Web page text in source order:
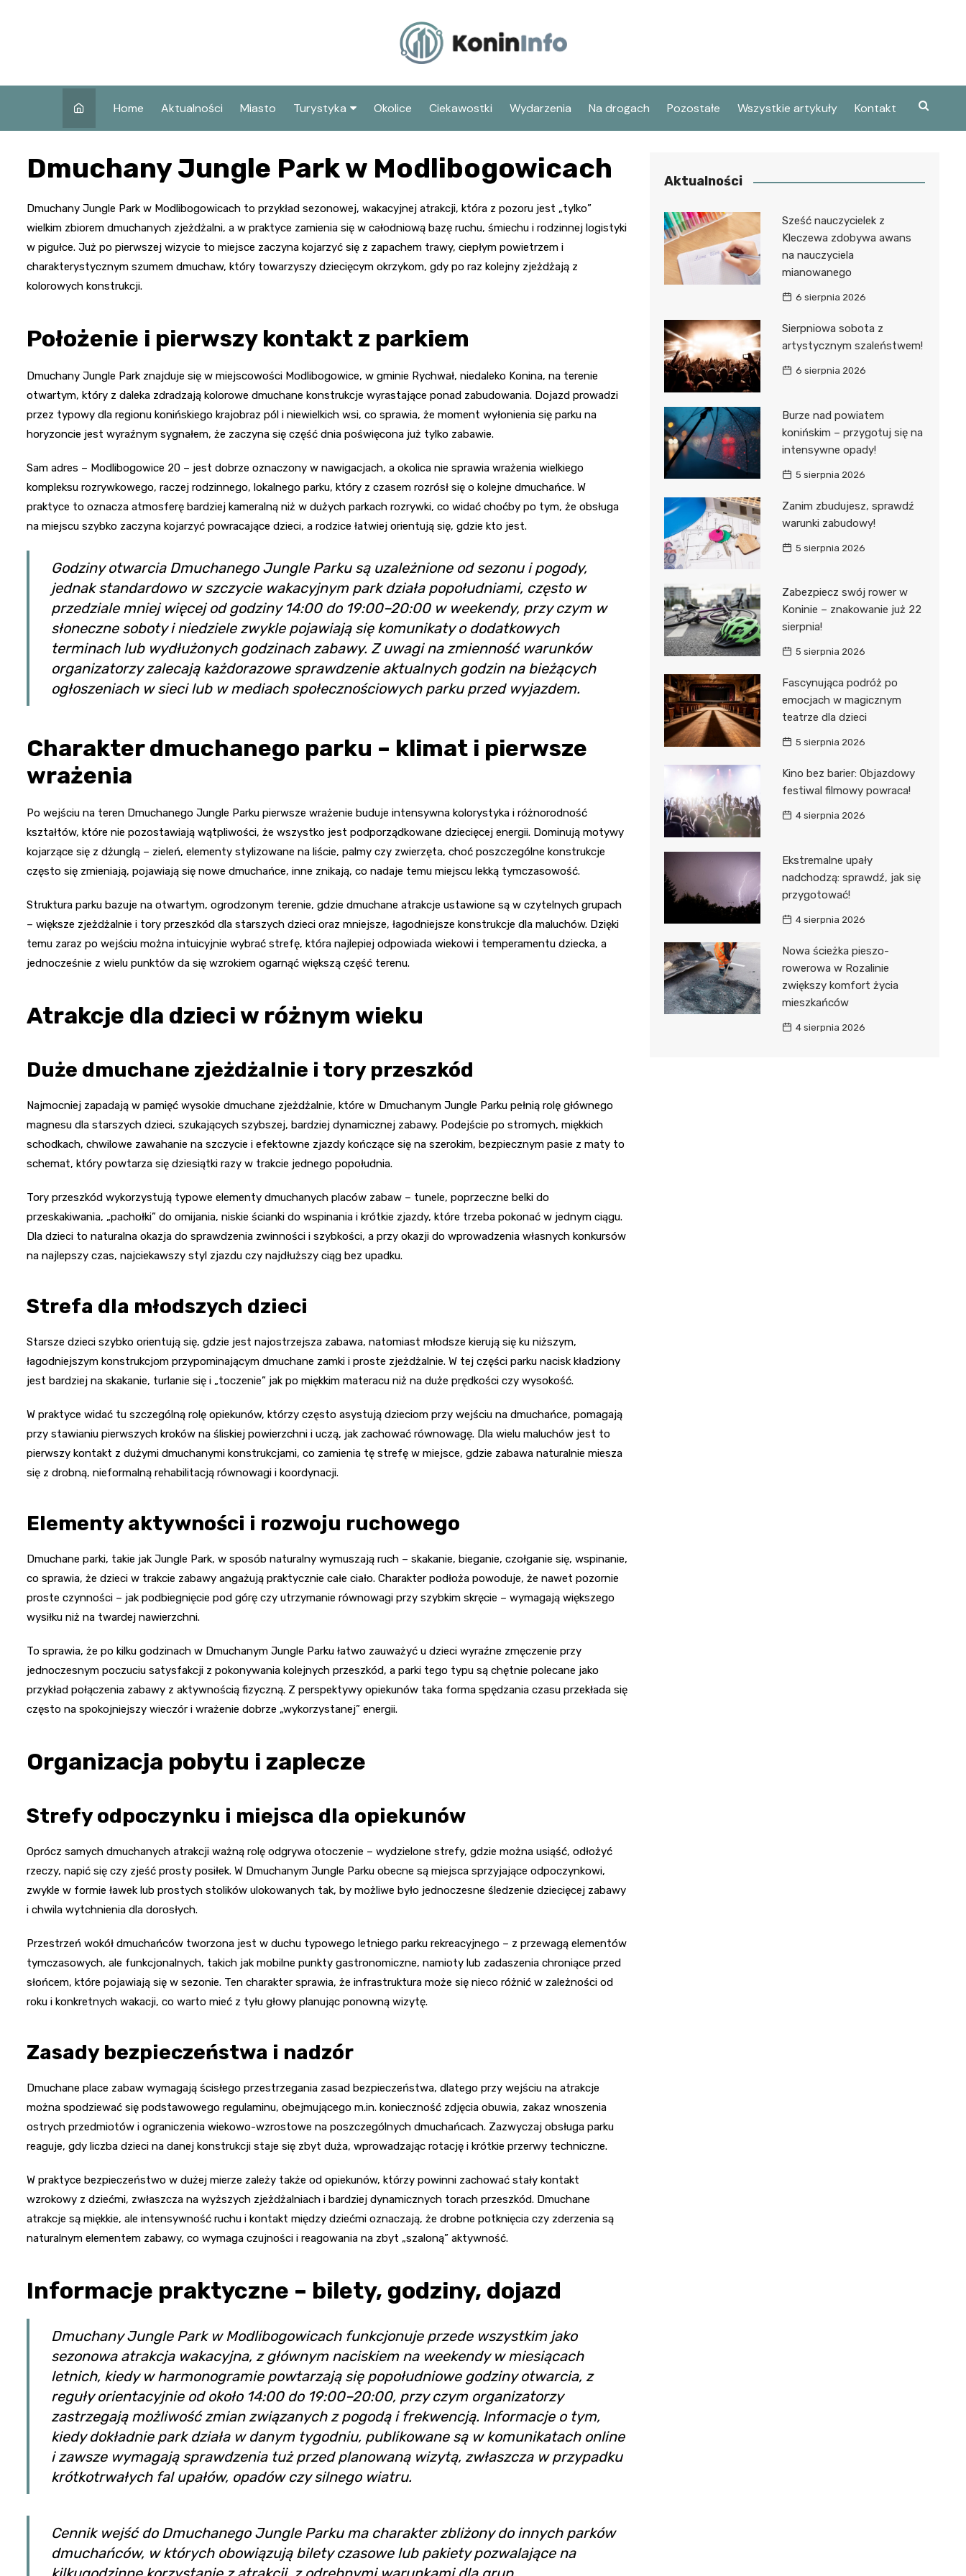
Home Aktualności Miasto Turystyka
Koninie
Słup koniński
Kościół św. Bartłomieja
Muzeum Okręgowe
Bulwar Nadwarciański
Urbanowskiej
Wieża widokowa Złota
Góra
Koninie
Rodzinny Park Wodny
Dmuchany Jungle Park w
Zabytki Konina
Synagoga w Koninie
Kościół św. Andrzeja
Kościół św. Piotra i Pawła
w Starym Mieście
Zespół klasztorny w
Zamek w Gosławicach
Okolice Ciekawostki Wydarzenia Na drogach Pozostałe Wszystkie artykuły Kontakt
Dmuchany Jungle Park w Modlibogowicach
Dmuchany Jungle Park w Modlibogowicach to przykład sezonowej, wakacyjnej atrakcji, która z pozoru jest „tylko”
wielkim zbiorem dmuchanych zjeżdżalni, a w praktyce zamienia się w całodniową bazę ruchu, śmiechu i rodzinnej logistyki
w pigułce. Już po pierwszej wizycie to miejsce zaczyna kojarzyć się z zapachem trawy, ciepłym powietrzem i
charakterystycznym szumem dmuchaw, który towarzyszy dziecięcym okrzykom, gdy po raz kolejny zjeżdżają z
kolorowych konstrukcji.
Położenie i pierwszy kontakt z parkiem
Dmuchany Jungle Park znajduje się w miejscowości Modlibogowice, w gminie Rychwał, niedaleko Konina, na terenie
otwartym, który z daleka zdradzają kolorowe dmuchane konstrukcje wyrastające ponad zabudowania. Dojazd prowadzi
przez typowy dla regionu konińskiego krajobraz pól i niewielkich wsi, co sprawia, że moment wyłonienia się parku na
horyzoncie jest wyraźnym sygnałem, że zaczyna się część dnia poświęcona już tylko zabawie.
Sam adres – Modlibogowice 20 – jest dobrze oznaczony w nawigacjach, a okolica nie sprawia wrażenia wielkiego
kompleksu rozrywkowego, raczej rodzinnego, lokalnego parku, który z czasem rozrósł się o kolejne dmuchańce. W
praktyce to oznacza atmosferę bardziej kameralną niż w dużych parkach rozrywki, co widać choćby po tym, że obsługa
na miejscu szybko zaczyna kojarzyć powracające dzieci, a rodzice łatwiej orientują się, gdzie kto jest.
Godziny otwarcia Dmuchanego Jungle Parku są uzależnione od sezonu i pogody,
jednak standardowo w szczycie wakacyjnym park działa popołudniami, często w
przedziale mniej więcej od godziny 14:00 do 19:00–20:00 w weekendy, przy czym w
słoneczne soboty i niedziele zwykle pojawiają się komunikaty o dodatkowych
terminach lub wydłużonych godzinach zabawy. Z uwagi na zmienność warunków
organizatorzy zalecają każdorazowe sprawdzenie aktualnych godzin na bieżących
ogłoszeniach w sieci lub w mediach społecznościowych parku przed wyjazdem.
Charakter dmuchanego parku – klimat i pierwsze
wrażenia
Po wejściu na teren Dmuchanego Jungle Parku pierwsze wrażenie buduje intensywna kolorystyka i różnorodność
kształtów, które nie pozostawiają wątpliwości, że wszystko jest podporządkowane dziecięcej energii. Dominują motywy
kojarzące się z dżunglą – zieleń, elementy stylizowane na liście, palmy czy zwierzęta, choć poszczególne konstrukcje
często się zmieniają, pojawiają się nowe dmuchańce, inne znikają, co nadaje temu miejscu lekką tymczasowość.
Struktura parku bazuje na otwartym, ogrodzonym terenie, gdzie dmuchane atrakcje ustawione są w czytelnych grupach
– większe zjeżdżalnie i tory przeszkód dla starszych dzieci oraz mniejsze, łagodniejsze konstrukcje dla maluchów. Dzięki
temu zaraz po wejściu można intuicyjnie wybrać strefę, która najlepiej odpowiada wiekowi i temperamentu dziecka, a
jednocześnie z wielu punktów da się wzrokiem ogarnąć większą część terenu.
Atrakcje dla dzieci w różnym wieku
Duże dmuchane zjeżdżalnie i tory przeszkód
Najmocniej zapadają w pamięć wysokie dmuchane zjeżdżalnie, które w Dmuchanym Jungle Parku pełnią rolę głównego
magnesu dla starszych dzieci, szukających szybszej, bardziej dynamicznej zabawy. Podejście po stromych, miękkich
schodkach, chwilowe zawahanie na szczycie i efektowne zjazdy kończące się na szerokim, bezpiecznym pasie z maty to
schemat, który powtarza się dziesiątki razy w trakcie jednego popołudnia.
Tory przeszkód wykorzystują typowe elementy dmuchanych placów zabaw – tunele, poprzeczne belki do
przeskakiwania, „pachołki” do omijania, niskie ścianki do wspinania i krótkie zjazdy, które trzeba pokonać w jednym ciągu.
Dla dzieci to naturalna okazja do sprawdzenia zwinności i szybkości, a przy okazji do wprowadzenia własnych konkursów
na najlepszy czas, najciekawszy styl zjazdu czy najdłuższy ciąg bez upadku.
Strefa dla młodszych dzieci
Starsze dzieci szybko orientują się, gdzie jest najostrzejsza zabawa, natomiast młodsze kierują się ku niższym,
łagodniejszym konstrukcjom przypominającym dmuchane zamki i proste zjeżdżalnie. W tej części parku nacisk kładziony
jest bardziej na skakanie, turlanie się i „toczenie” jak po miękkim materacu niż na duże prędkości czy wysokość.
W praktyce widać tu szczególną rolę opiekunów, którzy często asystują dzieciom przy wejściu na dmuchańce, pomagają
przy stawianiu pierwszych kroków na śliskiej powierzchni i uczą, jak zachować równowagę. Dla wielu maluchów jest to
pierwszy kontakt z dużymi dmuchanymi konstrukcjami, co zamienia tę strefę w miejsce, gdzie zabawa naturalnie miesza
się z drobną, nieformalną rehabilitacją równowagi i koordynacji.
Elementy aktywności i rozwoju ruchowego
Dmuchane parki, takie jak Jungle Park, w sposób naturalny wymuszają ruch – skakanie, bieganie, czołganie się, wspinanie,
co sprawia, że dzieci w trakcie zabawy angażują praktycznie całe ciało. Charakter podłoża powoduje, że nawet pozornie
proste czynności – jak podbiegnięcie pod górę czy utrzymanie równowagi przy szybkim skręcie – wymagają większego
wysiłku niż na twardej nawierzchni.
To sprawia, że po kilku godzinach w Dmuchanym Jungle Parku łatwo zauważyć u dzieci wyraźne zmęczenie przy
jednoczesnym poczuciu satysfakcji z pokonywania kolejnych przeszkód, a parki tego typu są chętnie polecane jako
przykład połączenia zabawy z aktywnością fizyczną. Z perspektywy opiekunów taka forma spędzania czasu przekłada się
często na spokojniejszy wieczór i wrażenie dobrze „wykorzystanej” energii.
Organizacja pobytu i zaplecze
Strefy odpoczynku i miejsca dla opiekunów
Oprócz samych dmuchanych atrakcji ważną rolę odgrywa otoczenie – wydzielone strefy, gdzie można usiąść, odłożyć
rzeczy, napić się czy zjeść prosty posiłek. W Dmuchanym Jungle Parku obecne są miejsca sprzyjające odpoczynkowi,
zwykle w formie ławek lub prostych stolików ulokowanych tak, by możliwe było jednoczesne śledzenie dziecięcej zabawy
i chwila wytchnienia dla dorosłych.
Przestrzeń wokół dmuchańców tworzona jest w duchu typowego letniego parku rekreacyjnego – z przewagą elementów
tymczasowych, ale funkcjonalnych, takich jak mobilne punkty gastronomiczne, namioty lub zadaszenia chroniące przed
słońcem, które pojawiają się w sezonie. Ten charakter sprawia, że infrastruktura może się nieco różnić w zależności od
roku i konkretnych wakacji, co warto mieć z tyłu głowy planując ponowną wizytę.
Zasady bezpieczeństwa i nadzór
Dmuchane place zabaw wymagają ścisłego przestrzegania zasad bezpieczeństwa, dlatego przy wejściu na atrakcje
można spodziewać się podstawowego regulaminu, obejmującego m.in. konieczność zdjęcia obuwia, zakaz wnoszenia
ostrych przedmiotów i ograniczenia wiekowo-wzrostowe na poszczególnych dmuchańcach. Zazwyczaj obsługa parku
reaguje, gdy liczba dzieci na danej konstrukcji staje się zbyt duża, wprowadzając rotację i krótkie przerwy techniczne.
W praktyce bezpieczeństwo w dużej mierze zależy także od opiekunów, którzy powinni zachować stały kontakt
wzrokowy z dziećmi, zwłaszcza na wyższych zjeżdżalniach i bardziej dynamicznych torach przeszkód. Dmuchane
atrakcje są miękkie, ale intensywność ruchu i kontakt między dziećmi oznaczają, że drobne potknięcia czy zderzenia są
naturalnym elementem zabawy, co wymaga czujności i reagowania na zbyt „szaloną” aktywność.
Informacje praktyczne – bilety, godziny, dojazd
Dmuchany Jungle Park w Modlibogowicach funkcjonuje przede wszystkim jako
sezonowa atrakcja wakacyjna, z głównym naciskiem na weekendy w miesiącach
letnich, kiedy w harmonogramie powtarzają się popołudniowe godziny otwarcia, z
reguły orientacyjnie od około 14:00 do 19:00–20:00, przy czym organizatorzy
zastrzegają możliwość zmian związanych z pogodą i frekwencją. Informacje o tym,
kiedy dokładnie park działa w danym tygodniu, publikowane są w komunikatach online
i zawsze wymagają sprawdzenia tuż przed planowaną wizytą, zwłaszcza w przypadku
krótkotrwałych fal upałów, opadów czy silnego wiatru.
Cennik wejść do Dmuchanego Jungle Parku ma charakter zbliżony do innych parków
dmuchańców, w których obowiązują bilety czasowe lub pakiety pozwalające na
Aktualności
Sześć nauczycielek z
Kleczewa zdobywa awans
na nauczyciela
mianowanego
6 sierpnia 2026
Sierpniowa sobota z
artystycznym szaleństwem!
6 sierpnia 2026
Burze nad powiatem
konińskim – przygotuj się na
intensywne opady!
5 sierpnia 2026
Zanim zbudujesz, sprawdź
warunki zabudowy!
5 sierpnia 2026
Zabezpiecz swój rower w
Koninie – znakowanie już 22
sierpnia!
5 sierpnia 2026
Fascynująca podróż po
emocjach w magicznym
teatrze dla dzieci
5 sierpnia 2026
Kino bez barier: Objazdowy
festiwal filmowy powraca!
4 sierpnia 2026
Ekstremalne upały
nadchodzą: sprawdź, jak się
przygotować!
4 sierpnia 2026
Nowa ścieżka pieszo-
rowerowa w Rozalinie
zwiększy komfort życia
mieszkańców
4 sierpnia 2026